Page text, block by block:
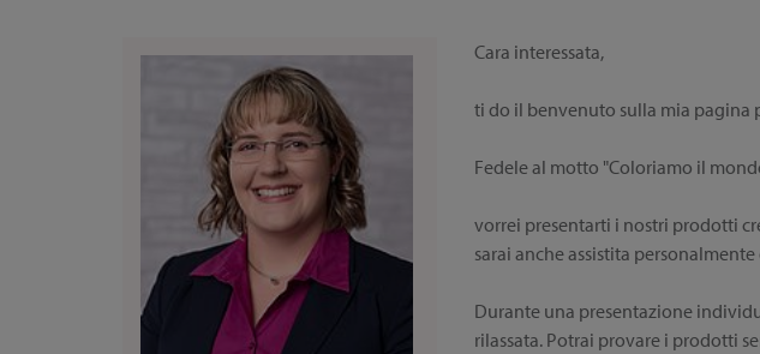
Cara interessata,
ti do il benvenuto sulla mia pagina
Fedele al motto "Coloriamo il
vorrei presentarti i nostri prodotti
sarai anche assistita
Durante una presentazione
rilassata. Potrai provare i prodotti